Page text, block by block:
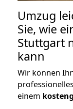
Umzug
Sie, wie
Stuttgart
kann
Wir können
einem